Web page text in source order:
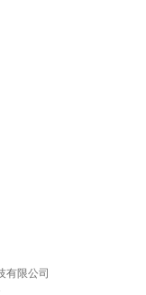
有限公司